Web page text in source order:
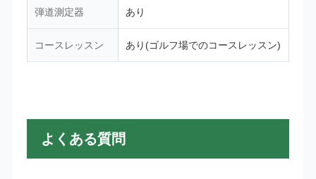
弾道測定器 あり
コースレッスン あり(ゴルフ場でのコースレッスン)
よくある質問